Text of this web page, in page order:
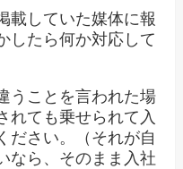
載していた媒体に報
したら何か対応して
うことを言われた場
れても乗せられて入
ださい。（それが自
なら、そのまま入社